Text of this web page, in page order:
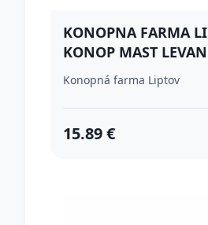
KONOPNA FARMA
KONOP MAST
100ML
Konopná farma Liptov
15.89 €